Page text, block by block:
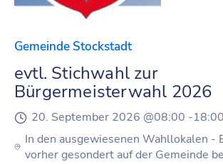
Gemeinde Stockstadt
evtl. Stichwahl zur
Bürgermeisterwahl 2026
20. September 2026 @08:00 -18:00
In den ausgewiesenen Wahllokalen -
vorher gesondert auf der Gemeinde